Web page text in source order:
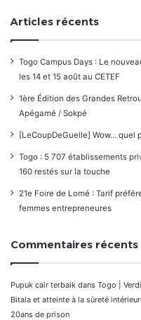
Articles récents
Togo Campus Days : Le
les 14 et 15 août au CETEF
1ère Édition des Grandes
Apégamé / Sokpé
[LeCoupDeGuelle] Wow… quel
Togo : 5 707 établissements
160 restés sur la touche
21e Foire de Lomé : Tarif
femmes entrepreneures
Commentaires récents
Pupuk cair terbaik dans Togo |
Bitala et atteinte à la sûreté
20ans de prison